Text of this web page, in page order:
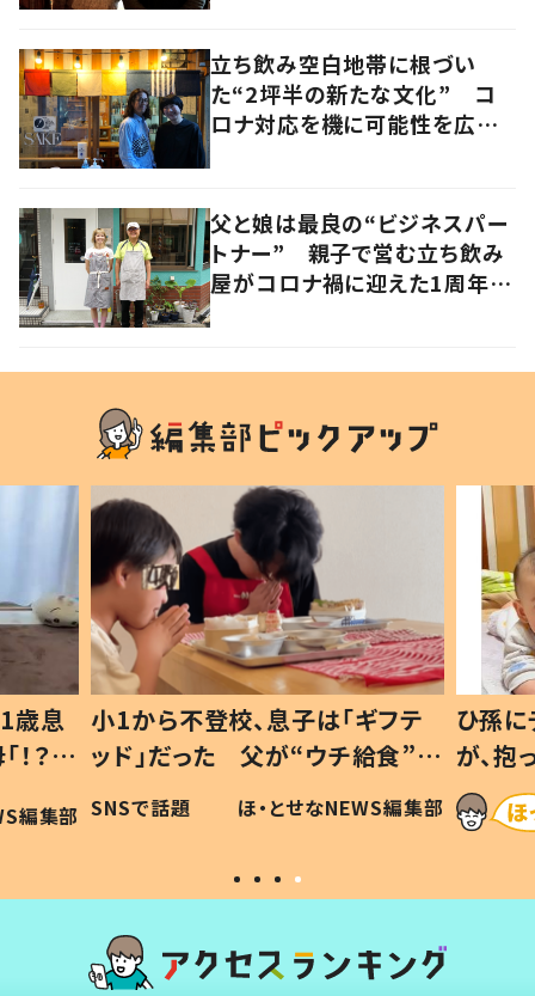
立ち飲み空白地帯に根づい
た“2坪半の新たな文化” コ
ロナ対応を機に可能性を広げ
父と娘は最良の“ビジネスパー
トナー” 親子で営む立ち飲み
屋がコロナ禍に迎えた1周年、
歳息
？」
編集部
小1から不登校、息子は「ギフテ
ッド」だった 父が“ウチ給食”を
作り続ける理由とは #令和の親
#令和の子
SNSで話題 ほ・とせなNEWS編集部
ひ孫
が、
「涙が
い」